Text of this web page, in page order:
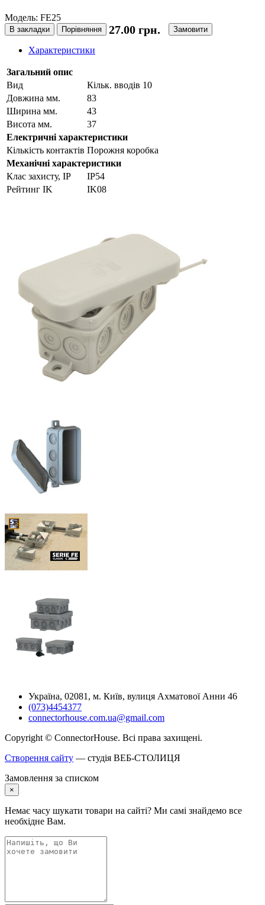
Модель: FE25
В закладки Порівняння 27.00 грн. Замовити
Характеристики
Загальний опис
Вид
Кільк. вводів 10
Довжина мм.
83
Ширина мм.
43
Висота мм.
37
Електричні характеристики
Кількість контактів Порожня коробка
Механічні характеристики
Клас захисту, IP
IP54
Рейтинг IK
IK08
Україна, 02081, м. Київ, вулиця Ахматової Анни 46
(073)4454377
connectorhouse.com.ua@gmail.com
Copyright © ConnectorHouse. Всі права захищені.
Створення сайту — студія ВЕБ-СТОЛИЦЯ
Замовлення за списком
×
Немає часу шукати товари на сайті? Ми самі знайдемо все
необхідне Вам.